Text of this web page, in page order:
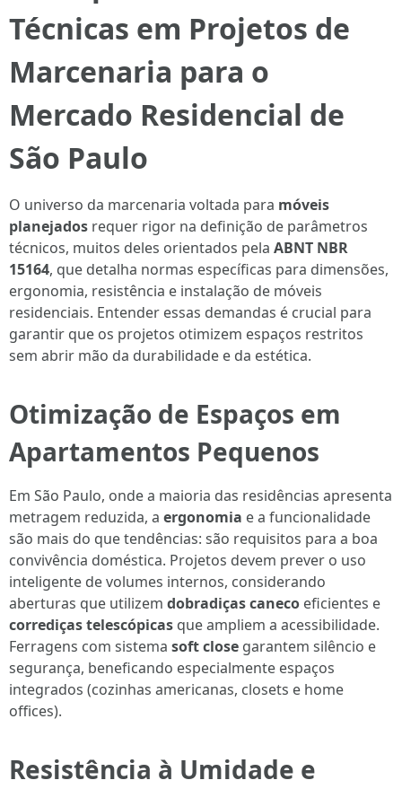
Técnicas em Projetos de
Marcenaria para o
Mercado Residencial de
São Paulo
O universo da marcenaria voltada para móveis
planejados requer rigor na definição de parâmetros
técnicos, muitos deles orientados pela ABNT NBR
15164, que detalha normas específicas para dimensões,
ergonomia, resistência e instalação de móveis
residenciais. Entender essas demandas é crucial para
garantir que os projetos otimizem espaços restritos
sem abrir mão da durabilidade e da estética.
Otimização de Espaços em
Apartamentos Pequenos
Em São Paulo, onde a maioria das residências apresenta
metragem reduzida, a ergonomia e a funcionalidade
são mais do que tendências: são requisitos para a boa
convivência doméstica. Projetos devem prever o uso
inteligente de volumes internos, considerando
aberturas que utilizem dobradiças caneco eficientes e
corrediças telescópicas que ampliem a acessibilidade.
Ferragens com sistema soft close garantem silêncio e
segurança, beneficando especialmente espaços
integrados (cozinhas americanas, closets e home
offices).
Resistência à Umidade e